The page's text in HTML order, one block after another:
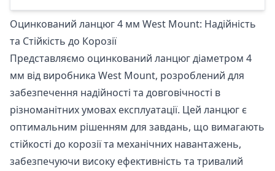
Оцинкований ланцюг 4 мм West Mount: Надійність
та Стійкість до Корозії
Представляємо оцинкований ланцюг діаметром 4
мм від виробника West Mount, розроблений для
забезпечення надійності та довговічності в
різноманітних умовах експлуатації. Цей ланцюг є
оптимальним рішенням для завдань, що вимагають
стійкості до корозії та механічних навантажень,
забезпечуючи високу ефективність та тривалий